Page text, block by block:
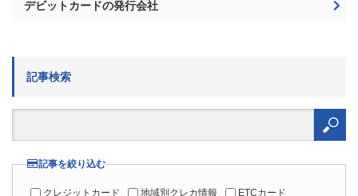
デビットカードの発行会社
記事検索
検
記事を絞り込む
クレジットカード 地域別クレカ情報
ETCカード